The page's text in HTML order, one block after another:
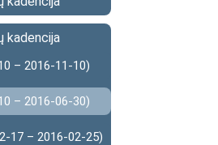
kadencija
– 2016-11-10)
– 2016-06-30)
17 – 2016-02-25)